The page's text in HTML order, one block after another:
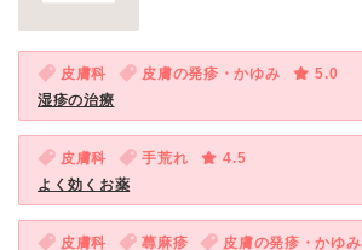
皮膚科 皮膚の発疹・かゆみ
5.0
湿疹の治療
皮膚科 手荒れ
4.5
よく効くお薬
皮膚科 蕁麻疹 皮膚の発疹・かゆみ